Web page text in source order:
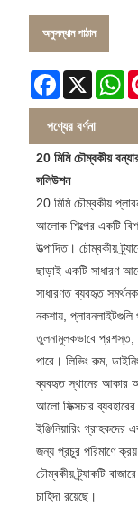
অনুসন্ধান পাঠান
Facebook
X
পণ্যের বর্ণনা
20 মিমি চৌম্বকীয়
সলিউশন
20 মিমি চৌম্বকীয়
আলোক শিল্পের একটি
উত্পাদিত। চৌম্বকীয়
ছাড়াই একটি সাধারণ
সাধারণত ব্যবহৃত
নকশায়,
তুলনামূলকভাবে প্রশস্ত,
পারে। লিভিং রুম,
ব্যবহৃত স্থানের আকার
আলো ফিক্সচার
ইঞ্জিনিয়ারিং
জন্য প্রচুর পরিমাণে
চৌম্বকীয় ট্র্যাকটি
চাহিদা রয়েছে।